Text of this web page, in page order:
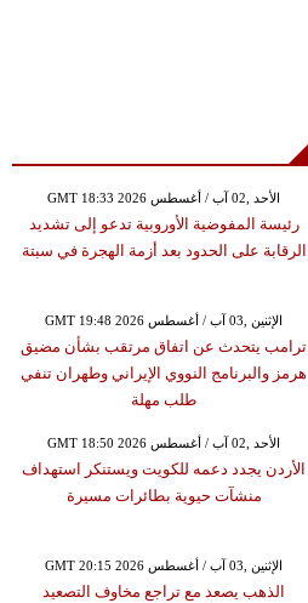
GMT 18:33 2026 الأحد ,02 آب / أغسطس
رئيسة المفوضية الأوروبية تدعو إلى تشديد
الرقابة على الحدود بعد أزمة الهجرة في سبتة
GMT 19:48 2026 الإثنين ,03 آب / أغسطس
ترامب يتحدث عن اتفاق مرتقب بشأن مضيق
هرمز والبرنامج النووي الإيراني وطهران تنفي
طلب مهلة
GMT 18:50 2026 الأحد ,02 آب / أغسطس
الأردن يجدد دعمه للكويت ويستنكر استهداف
منشآت حيوية بطائرات مسيرة
GMT 20:15 2026 الإثنين ,03 آب / أغسطس
الذهب يصعد مع تراجع مخاوف التصعيد